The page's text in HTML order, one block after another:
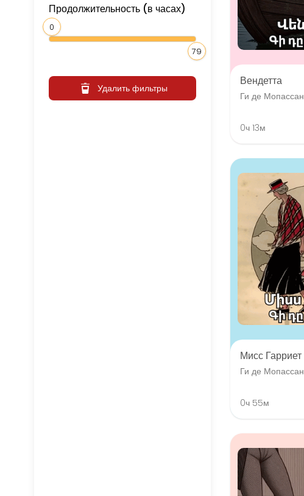
Продолжительность (в часах)
0
79
Удалить фильтры
Вендетта
Ги де Мопассан
0ч 13м
Мисс Гарриет
Ги де Мопассан
0ч 55м